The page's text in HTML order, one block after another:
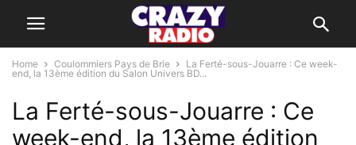
Home Coulommiers Pays de Brie
La Ferté-sous-Jouarre : Ce week-
end, la 13ème édition du Salon Univers BD...
La Ferté-sous-Jouarre : Ce
week-end, la 13ème édition